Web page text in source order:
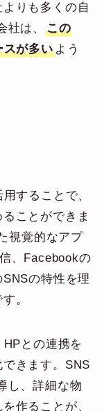
りも多くの自
社は、この
スが多いよう
することで、
ことができま
視覚的なアプ
、Facebookの
の特性を理
。
との連携を
きます。SNS
し、詳細な物
作ることが、